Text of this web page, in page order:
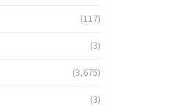
(117)
(3)
(3,675)
(3)